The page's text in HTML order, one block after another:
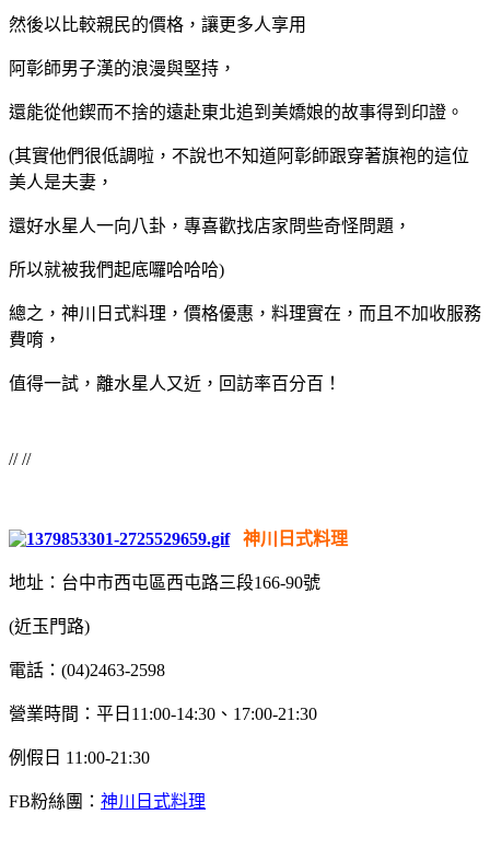
然後以比較親民的價格，讓更多人享用
阿彰師男子漢的浪漫與堅持，
還能從他鍥而不捨的遠赴東北追到美嬌娘的故事得到印證。
(其實他們很低調啦，不說也不知道阿彰師跟穿著旗袍的這位
美人是夫妻，
還好水星人一向八卦，專喜歡找店家問些奇怪問題，
所以就被我們起底囉哈哈哈)
總之，神川日式料理，價格優惠，料理實在，而且不加收服務
費唷，
值得一試，離水星人又近，回訪率百分百！
// //
神川日式料理
地址：台中市西屯區西屯路三段166-90號
(近玉門路)
電話：(04)2463-2598
營業時間：平日11:00-14:30、17:00-21:30
例假日 11:00-21:30
FB粉絲團： 神川日式料理